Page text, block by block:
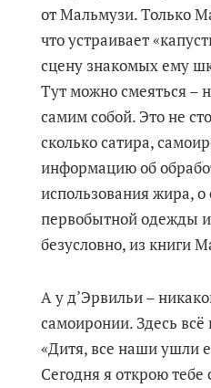
от Мальмузи. Только
что устраивает
сцену знакомых ему
Тут можно смеяться –
самим собой. Это не
сколько сатира,
информацию об
использования жира, о
первобытной одежды и
безусловно, из книги
А у д’Эрвильи –
самоиронии. Здесь
«Дитя, все наши ушли
Сегодня я открою тебе